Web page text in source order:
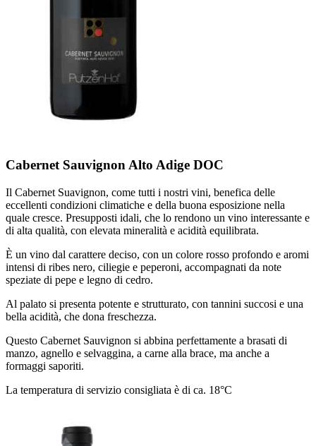
Cabernet Sauvignon Alto Adige DOC
Il Cabernet Suavignon, come tutti i nostri vini, benefica delle
eccellenti condizioni climatiche e della buona esposizione nella
quale cresce. Presupposti idali, che lo rendono un vino interessante e
di alta qualità, con elevata mineralità e acidità equilibrata.
È un vino dal carattere deciso, con un colore rosso profondo e aromi
intensi di ribes nero, ciliegie e peperoni, accompagnati da note
speziate di pepe e legno di cedro.
Al palato si presenta potente e strutturato, con tannini succosi e una
bella acidità, che dona freschezza.
Questo Cabernet Sauvignon si abbina perfettamente a brasati di
manzo, agnello e selvaggina, a carne alla brace, ma anche a
formaggi saporiti.
La temperatura di servizio consigliata è di ca. 18°C